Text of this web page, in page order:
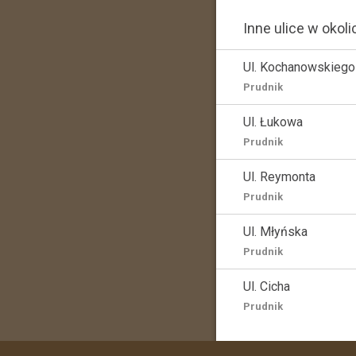
Inne ulice w
Ul. Kochanowskiego
Prudnik
Ul. Łukowa
Prudnik
Ul. Reymonta
Prudnik
Ul. Młyńska
Prudnik
Ul. Cicha
Prudnik